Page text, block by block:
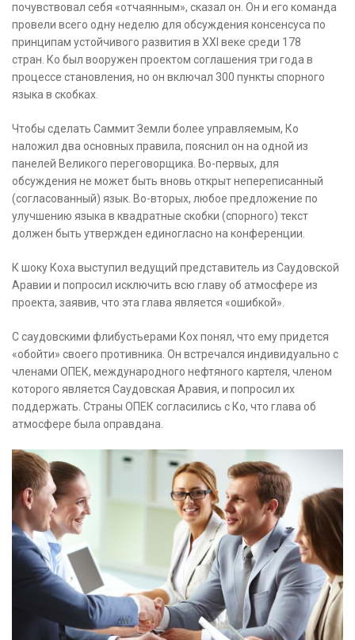
почувствовал себя «отчаянным», сказал он. Он и его команда
провели всего одну неделю для обсуждения консенсуса по
принципам устойчивого развития в XXI веке среди 178
стран. Ко был вооружен проектом соглашения три года в
процессе становления, но он включал 300 пункты спорного
языка в скобках.
Чтобы сделать Саммит Земли более управляемым, Ко
наложил два основных правила, пояснил он на одной из
панелей Великого переговорщика. Во-первых, для
обсуждения не может быть вновь открыт непереписанный
(согласованный) язык. Во-вторых, любое предложение по
улучшению языка в квадратные скобки (спорного) текст
должен быть утвержден единогласно на конференции.
К шоку Коха выступил ведущий представитель из Саудовской
Аравии и попросил исключить всю главу об атмосфере из
проекта, заявив, что эта глава является «ошибкой».
С саудовскими флибустьерами Кох понял, что ему придется
«обойти» своего противника. Он встречался индивидуально с
членами ОПЕК, международного нефтяного картеля, членом
которого является Саудовская Аравия, и попросил их
поддержать. Страны ОПЕК согласились с Ко, что глава об
атмосфере была оправдана.